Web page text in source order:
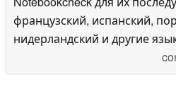
французский, испанский,
нидерландский и другие